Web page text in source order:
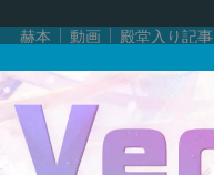
赫本 動画 殿堂入り記事